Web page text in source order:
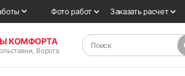
Фото работ Заказать расчет
КОМФОРТА
Ворота